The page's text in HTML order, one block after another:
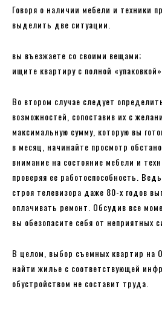
Говоря о наличии мебели и техники
выделить две ситуации.
вы въезжаете со своими вещами;
ищите квартиру с полной «упаковкой».
Во втором случае следует
возможностей, сопоставив их с
максимальную сумму, которую вы
в месяц, начинайте просмотр
внимание на состояние мебели и
проверяя ее работоспособность.
строя телевизора даже 80-х годов
оплачивать ремонт. Обсудив все
вы обезопасите себя от неприятных
В целом, выбор съемных квартир на
найти жилье с соответствующей
обустройством не составит труда.